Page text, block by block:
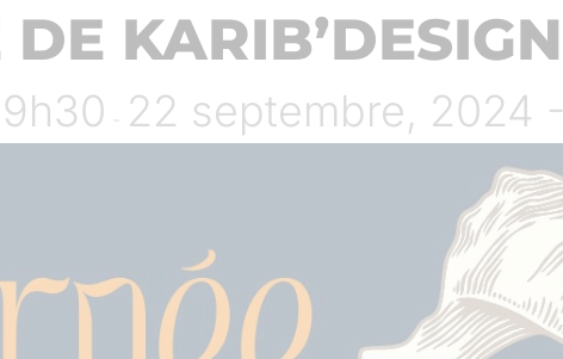
KARIB’DESIGN
22 septembre, 2024